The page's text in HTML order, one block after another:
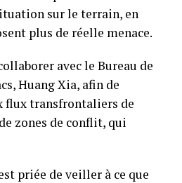
sur le terrain, en
plus de réelle menace.
avec le Bureau de
Huang Xia, afin de
flux transfrontaliers de
zones de conflit, qui
priée de veiller à ce que